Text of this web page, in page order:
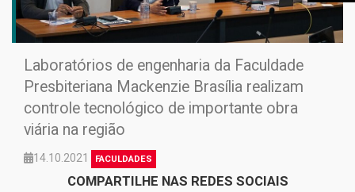
Laboratórios de engenharia da Faculdade
Presbiteriana Mackenzie Brasília realizam
controle tecnológico de importante obra
viária na região
14.10.2021 FACULDADES
COMPARTILHE NAS REDES SOCIAIS